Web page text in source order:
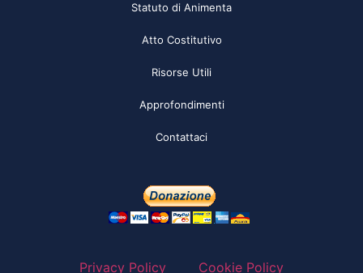
Statuto di Animenta
Atto Costitutivo
Risorse Utili
Approfondimenti
Contattaci
Privacy Policy Cookie Policy